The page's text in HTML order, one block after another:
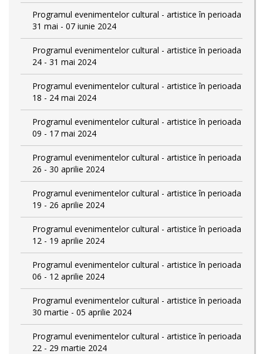
Programul evenimentelor cultural - artistice în perioada
31 mai - 07 iunie 2024
Programul evenimentelor cultural - artistice în perioada
24 - 31 mai 2024
Programul evenimentelor cultural - artistice în perioada
18 - 24 mai 2024
Programul evenimentelor cultural - artistice în perioada
09 - 17 mai 2024
Programul evenimentelor cultural - artistice în perioada
26 - 30 aprilie 2024
Programul evenimentelor cultural - artistice în perioada
19 - 26 aprilie 2024
Programul evenimentelor cultural - artistice în perioada
12 - 19 aprilie 2024
Programul evenimentelor cultural - artistice în perioada
06 - 12 aprilie 2024
Programul evenimentelor cultural - artistice în perioada
30 martie - 05 aprilie 2024
Programul evenimentelor cultural - artistice în perioada
22 - 29 martie 2024